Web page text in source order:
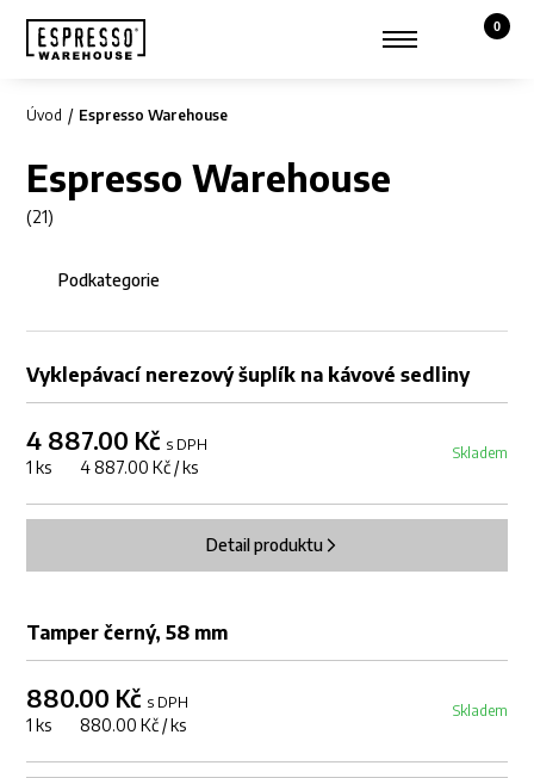
Zobrazit hledání
0
Košík,
Úvod Espresso Warehouse
Espresso Warehouse
(21)
Podkategorie
Vyklepávací nerezový šuplík na kávové sedliny
4 887.00 Kč s DPH
1 ks 4 887.00 Kč / ks
Skladem
Detail produktu
Tamper černý, 58 mm
880.00 Kč s DPH
1 ks 880.00 Kč / ks
Skladem